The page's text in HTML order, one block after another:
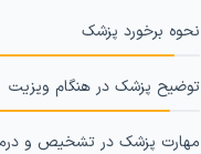
نحوه برخورد پزشک
توضیح پزشک در هنگام ویزیت
مهارت پزشک در تشخیص و